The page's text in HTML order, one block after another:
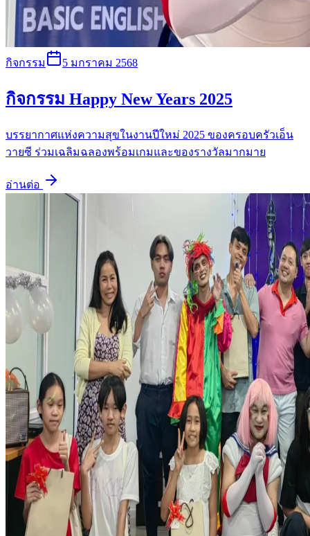
กิจกรรม 5 มกราคม 2568
กิจกรรม Happy New Years 2025
บรรยากาศแห่งความสุขในงานปีใหม่ 2025 ของครอบครัวเอ็น
วายซี ร่วมเฉลิมฉลองพร้อมเกมและของรางวัลมากมาย
อ่านต่อ